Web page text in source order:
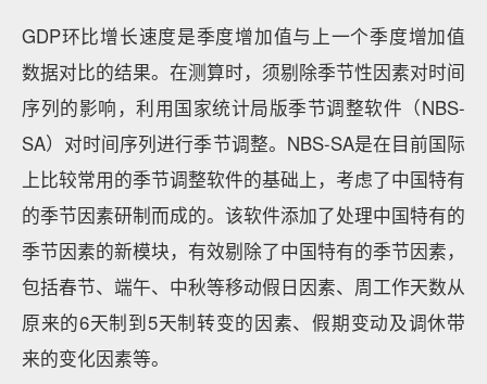
GDP环比增长速度是季度增加值与上一个季度增加值
数据对比的结果。在测算时，须剔除季节性因素对时间
序列的影响，利用国家统计局版季节调整软件（NBS-
SA）对时间序列进行季节调整。NBS-SA是在目前国际
上比较常用的季节调整软件的基础上，考虑了中国特有
的季节因素研制而成的。该软件添加了处理中国特有的
季节因素的新模块，有效剔除了中国特有的季节因素，
包括春节、端午、中秋等移动假日因素、周工作天数从
原来的6天制到5天制转变的因素、假期变动及调休带
来的变化因素等。